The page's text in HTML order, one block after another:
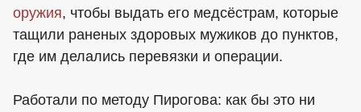
оружия, чтобы выдать его медсёстрам, которые
тащили раненых здоровых мужиков до пунктов,
где им делались перевязки и операции.
Работали по методу Пирогова: как бы это ни